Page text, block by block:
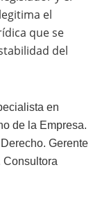
el
que se
del
en
de la Empresa.
Gerente
Consultora